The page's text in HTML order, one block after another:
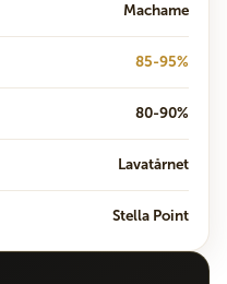
Machame
85-95%
80-90%
Lavatårnet
Stella Point